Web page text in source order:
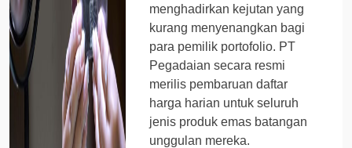
menghadirkan kejutan yang
kurang menyenangkan bagi
para pemilik portofolio. PT
Pegadaian secara resmi
merilis pembaruan daftar
harga harian untuk seluruh
jenis produk emas batangan
unggulan mereka.